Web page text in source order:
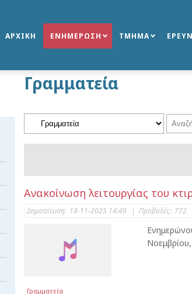
ΑΡΧΙΚΗ ΕΝΗΜΕΡΩΣΗ ΤΜΗΜΑ
Γραμματεία
Ανακοίνωση λειτουργίας του
Δημοσίευση: 18-11-2025 14:49 | Προβολές: 772
Γραμματεία